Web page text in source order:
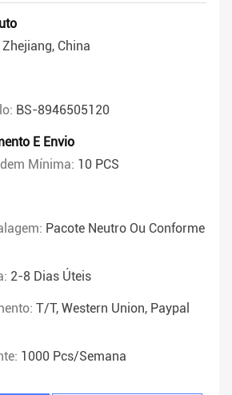
Zhejiang, China
BS-8946505120
E Envio
Mínima: 10 PCS
Pacote Neutro Ou Conforme
2-8 Dias Úteis
T/T, Western Union, Paypal
1000 Pcs/semana